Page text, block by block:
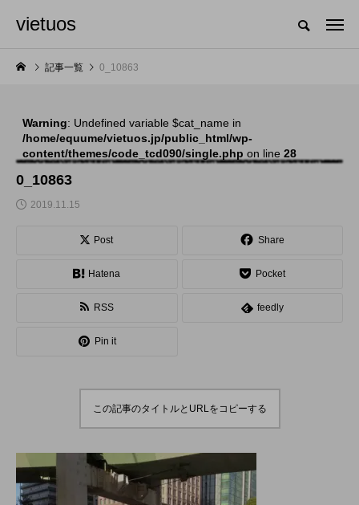
国内のジャグリング情報を収集・整理・発信するメディア
NEW POST
舞台
show~」、第２回公
いジャグリングの舞
2020.08.18
地域と道具から探す
vietuos
記事一覧 0_10863
Warning: Undefined variable $cat_name in
/home/equume/vietuos.jp/public_html/wp-
content/themes/code_tcd090/single.php on line 28
0_10863
2019.11.15
Post Share
Hatena Pocket
RSS feedly
Pin it
この記事のタイトルとURLをコピーする